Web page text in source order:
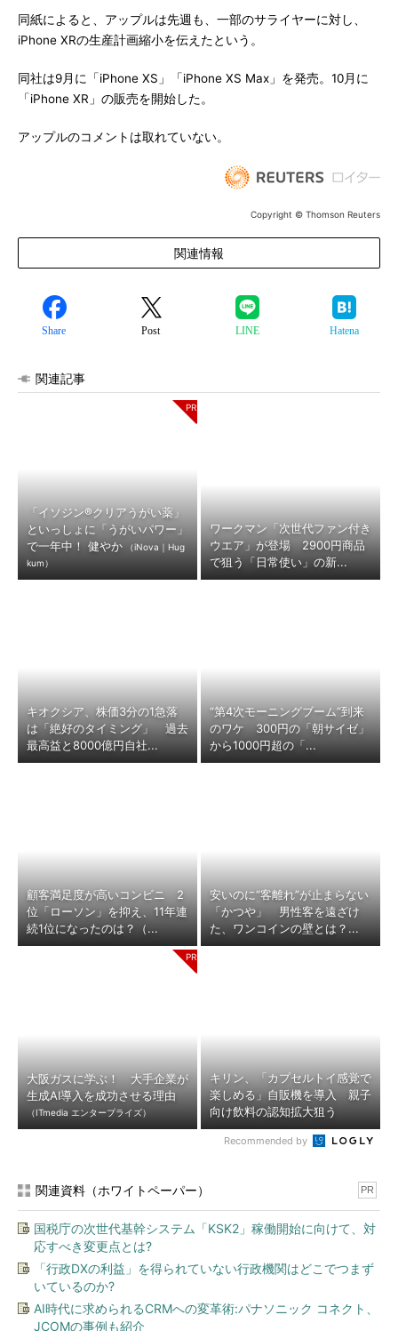
同紙によると、アップルは先週も、一部のサライヤーに対し、
iPhone XRの生産計画縮小を伝えたという。
同社は9月に「iPhone XS」「iPhone XS Max」を発売。10月に
「iPhone XR」の販売を開始した。
アップルのコメントは取れていない。
Copyright © Thomson Reuters
関連情報
Share Post LINE Hatena
関連記事
「イソジン®クリアうがい薬」
といっしょに「うがいパワー」
で一年中！ 健やか
（iNova｜Hug
kum）
ワークマン「次世代ファン付き
ウエア」が登場 2900円商品
で狙う「日常使い」の新...
キオクシア、株価3分の1急落
は「絶好のタイミング」 過去
最高益と8000億円自社...
“第4次モーニングブーム”到来
のワケ 300円の「朝サイゼ」
から1000円超の「...
顧客満足度が高いコンビニ 2
位「ローソン」を抑え、11年連
続1位になったのは？（...
安いのに“客離れ”が止まらない
「かつや」 男性客を遠ざけ
た、ワンコインの壁とは？...
大阪ガスに学ぶ！ 大手企業が
生成AI導入を成功させる理由
（ITmedia エンタープライズ）
キリン、「カプセルトイ感覚で
楽しめる」自販機を導入 親子
向け飲料の認知拡大狙う
Recommended by
関連資料（ホワイトペーパー） PR
国税庁の次世代基幹システム「KSK2」稼働開始に向けて、対
応すべき変更点とは?
「行政DXの利益」を得られていない行政機関はどこでつまず
いているのか?
AI時代に求められるCRMへの変革術:パナソニック コネクト、
JCOMの事例も紹介